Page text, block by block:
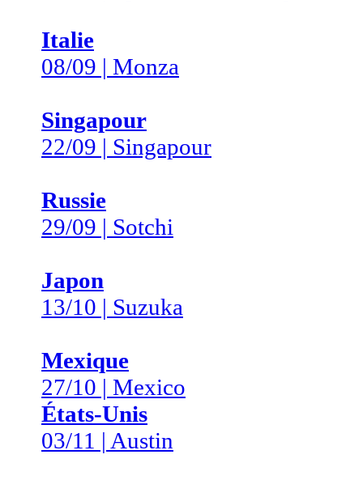
Italie
08/09 | Monza
Singapour
22/09 | Singapour
Russie
29/09 | Sotchi
Japon
13/10 | Suzuka
Mexique
27/10 | Mexico
États-Unis
03/11 | Austin